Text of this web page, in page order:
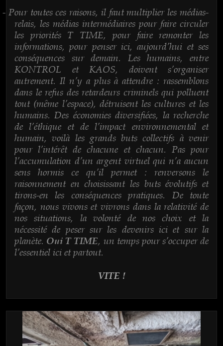
- Pour toutes ces raisons, il faut multiplier les médias-
relais, les médias intermédiaires pour faire circuler
les priorités T TIME, pour faire remonter les
informations, pour penser ici, aujourd’hui et ses
conséquences sur demain. Les humains, entre
KONTROL et KAOS, doivent s’organiser
autrement. Il n’y a plus à attendre : rassemblons
dans le refus des retardeurs criminels qui polluent
tout (même l’espace), détruisent les cultures et les
humains. Des économies diversifiées, la recherche
de l’éthique et de l’impact environnemental et
humain, voilà les grands buts collectifs à venir
pour l’intérêt de chacune et chacun. Pas pour
l’accumulation d’un argent virtuel qui n’a aucun
sens hormis ce qu’il permet : renversons le
raisonnement en choisissant les buts évolutifs et
tirons-en les conséquences pratiques. De toute
façon, nous vivons et vivrons dans la relativité de
nos situations, la volonté de nos choix et la
nécessité de peser sur les devenirs ici et sur la
planète. Oui T TIME, un temps pour s’occuper de
l’essentiel ici et partout.
VITE !